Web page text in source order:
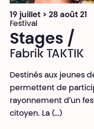
19 juillet > 28 août 21
Festival
Stages /
Fabrik TAKTIK
Destinés aux jeunes
permettent de
rayonnement d’un
citoyen. La (…)